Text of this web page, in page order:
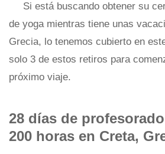
Si está buscando obtener su
de yoga mientras tiene unas
Grecia, lo tenemos cubierto en
solo 3 de estos retiros para
próximo viaje.
28 días de
200 horas en Creta,